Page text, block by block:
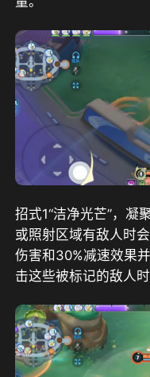
招式1“洁净光芒”，凝
或照射区域有敌人时
伤害和30%减速效果
击这些被标记的敌人